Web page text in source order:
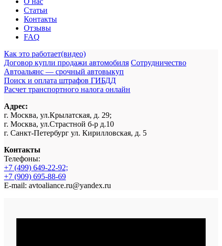
Статьи
Контакты
Отзывы
FAQ
Как это работает(видео)
Договор купли продажи автомобиля Сотрудничество
Автоальянс — срочный автовыкуп
Поиск и оплата штрафов ГИБДД
Расчет транспортного налога онлайн
Адрес:
г. Москва, ул.Крылатская, д. 29;
г. Москва, ул.Страстной б-р д.10
г. Санкт-Петербург ул. Кирилловская, д. 5
Контакты
Телефоны:
+7 (499) 649-22-92;
+7 (909) 695-88-69
E-mail: avtoaliance.ru@yandex.ru